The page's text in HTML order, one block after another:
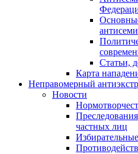
Статьи,
Карта
Неправомерный
Новости
частных лиц